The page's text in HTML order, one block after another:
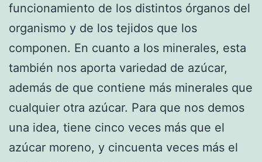
funcionamiento de los distintos órganos del
organismo y de los tejidos que los
componen. En cuanto a los minerales, esta
también nos aporta variedad de azúcar,
además de que contiene más minerales que
cualquier otra azúcar. Para que nos demos
una idea, tiene cinco veces más que el
azúcar moreno, y cincuenta veces más el